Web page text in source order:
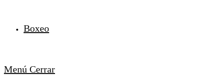
Boxeo
Menú Cerrar